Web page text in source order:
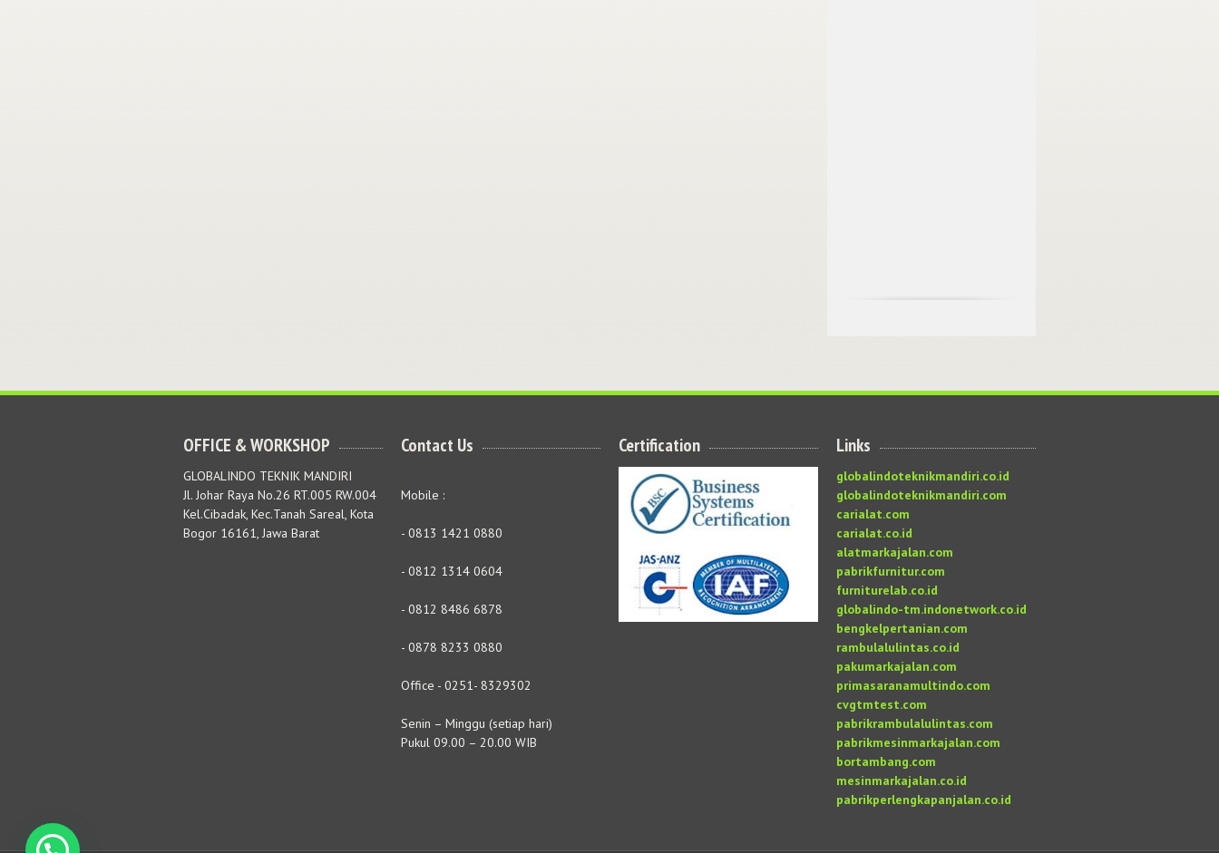
OFFICE & WORKSHOP
GLOBALINDO TEKNIK MANDIRI
Jl. Johar Raya No.26 RT.005 RW.004
Kel.Cibadak, Kec.Tanah Sareal, Kota
Bogor 16161, Jawa Barat
Contact Us
Mobile :
- 0813 1421 0880
- 0812 1314 0604
- 0812 8486 6878
- 0878 8233 0880
Office - 0251- 8329302
Senin – Minggu (setiap hari)
Pukul 09.00 – 20.00 WIB
Certification Links
globalindoteknikmandiri.co.id
globalindoteknikmandiri.com
carialat.com
carialat.co.id
alatmarkajalan.com
pabrikfurnitur.com
furniturelab.co.id
globalindo-tm.indonetwork.co.id
bengkelpertanian.com
rambulalulintas.co.id
pakumarkajalan.com
primasaranamultindo.com
cvgtmtest.com
pabrikrambulalulintas.com
pabrikmesinmarkajalan.com
bortambang.com
mesinmarkajalan.co.id
pabrikperlengkapanjalan.co.id